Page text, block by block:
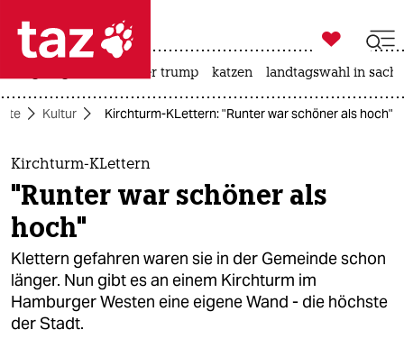
 taz zahl ich
taz zahl ich
themen
politik
öko
gesellschaft
kultur

taz zahl ich
usa unter trump katzen landtagswahl in
Kultur Kirchturm-KLettern: "Runter war schöner als hoch"
Kirchturm-KLettern
"Runter war schöner als
hoch"
Klettern gefahren waren sie in der Gemeinde schon
länger. Nun gibt es an einem Kirchturm im
Hamburger Westen eine eigene Wand - die höchste
der Stadt.